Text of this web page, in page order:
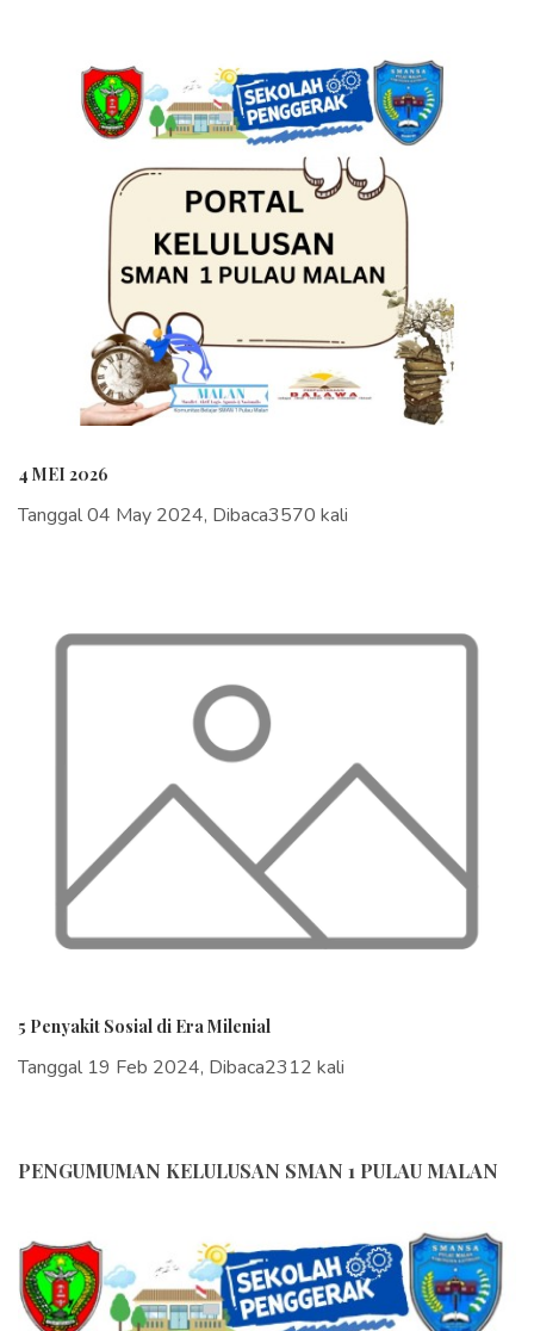
PENGUMUMAN KELULUSAN SMAN 1 PULAU MALAN
4 MEI 2026
Tanggal 04 May 2024, Dibaca3570 kali
5 Penyakit Sosial di Era Milenial
Tanggal 19 Feb 2024, Dibaca2312 kali